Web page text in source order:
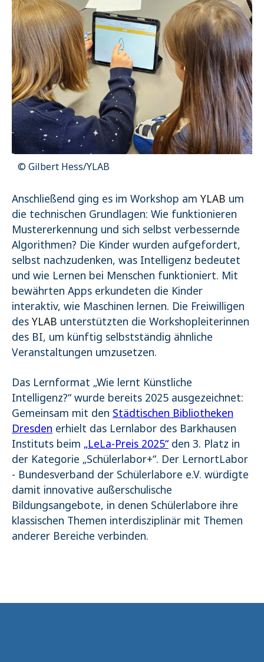
© Gilbert Hess/YLAB
Anschließend ging es im Workshop am YLAB um
die technischen Grundlagen: Wie funktionieren
Mustererkennung und sich selbst verbessernde
Algorithmen? Die Kinder wurden aufgefordert,
selbst nachzudenken, was Intelligenz bedeutet
und wie Lernen bei Menschen funktioniert. Mit
bewährten Apps erkundeten die Kinder
interaktiv, wie Maschinen lernen. Die Freiwilligen
des YLAB unterstützten die Workshopleiterinnen
des BI, um künftig selbstständig ähnliche
Veranstaltungen umzusetzen.
Das Lernformat „Wie lernt Künstliche
Intelligenz?“ wurde bereits 2025 ausgezeichnet:
Gemeinsam mit den Städtischen Bibliotheken
Dresden erhielt das Lernlabor des Barkhausen
Instituts beim „LeLa-Preis 2025“ den 3. Platz in
der Kategorie „Schülerlabor+“. Der LernortLabor
- Bundesverband der Schülerlabore e.V. würdigte
damit innovative außerschulische
Bildungsangebote, in denen Schülerlabore ihre
klassischen Themen interdisziplinär mit Themen
anderer Bereiche verbinden.